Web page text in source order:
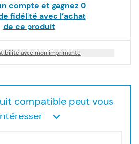
compte et gagnez 0
fidélité avec l’achat
de ce produit
avec mon imprimante
compatible peut vous